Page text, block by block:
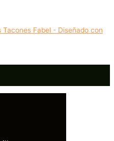
Fabel - Diseñado con